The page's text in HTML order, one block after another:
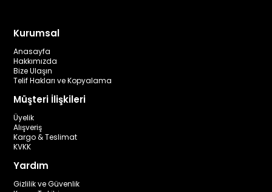
Kurumsal
Anasayfa
Hakkımızda
Bize Ulaşın
Telif Hakları ve Kopyalama
Müşteri İlişkileri
Üyelik
Alışveriş
Kargo & Teslimat
KVKK
Yardım
Gizlilik ve Güvenlik